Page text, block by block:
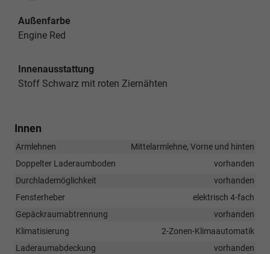
Außenfarbe
Engine Red
Innenausstattung
Stoff Schwarz mit roten Ziernähten
Innen
Armlehnen
Mittelarmlehne, Vorne und hinten
Doppelter Laderaumboden
vorhanden
Durchlademöglichkeit
vorhanden
Fensterheber
elektrisch 4-fach
Gepäckraumabtrennung
vorhanden
Klimatisierung
2-Zonen-Klimaautomatik
Laderaumabdeckung
vorhanden